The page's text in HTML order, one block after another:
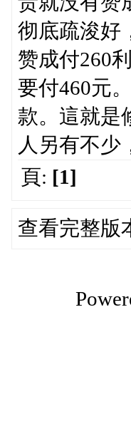
彻底疏浚好
赞成付260
要付460元
款。這就是
人另有不少
頁: [1]
查看完整版